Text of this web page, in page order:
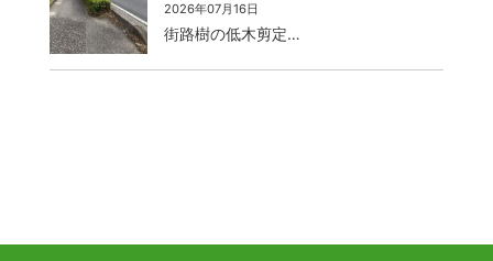
2026年07月16日
街路樹の低木剪定…